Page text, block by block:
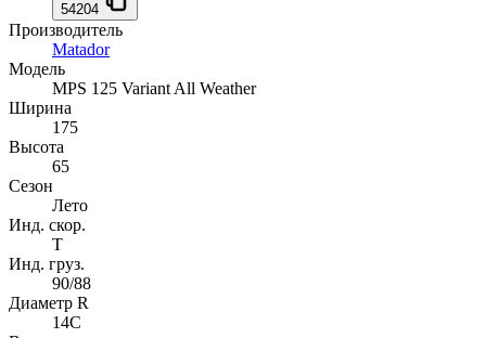
54204
Производитель
Matador
Модель
MPS 125 Variant All Weather
Ширина
175
Высота
65
Сезон
Лето
Инд. скор.
T
Инд. груз.
90/88
Диаметр R
14C